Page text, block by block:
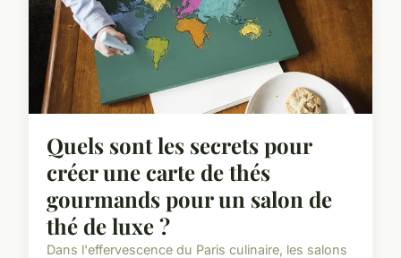
Quels sont les secrets pour
créer une carte de thés
gourmands pour un salon de
thé de luxe ?
Dans l'effervescence du Paris culinaire, les salons